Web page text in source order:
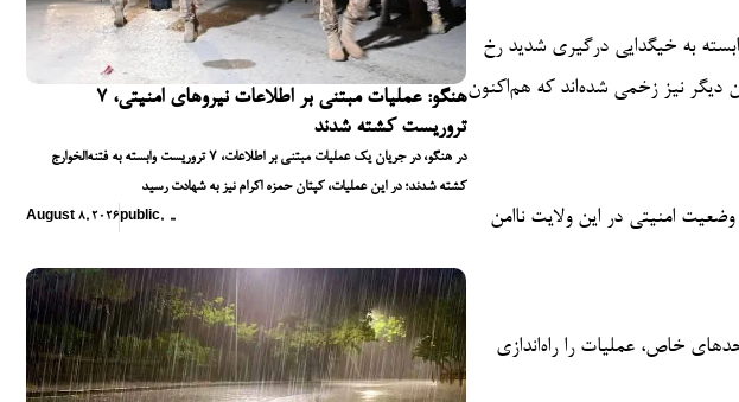
هنگو: عملیات مبتنی بر اطلاعات نیروهای امنیتی، ۷
تروریست کشته شدند
در هنگو، در جریان یک عملیات مبتنی بر اطلاعات، ۷ تروریست وابسته به فتنه‌الخوارج
کشته شدند؛ در این عملیات، کپتان حمزه اکرام نیز به شهادت رسید
August 8, 2026 public, ,,
به خیگدایی درگیری شدید رخ
دیگر نیز زخمی شده‌اند که هم‌اکنون
امنیتی در این ولایت ناامن
خاص، عملیات را راه‌اندازی